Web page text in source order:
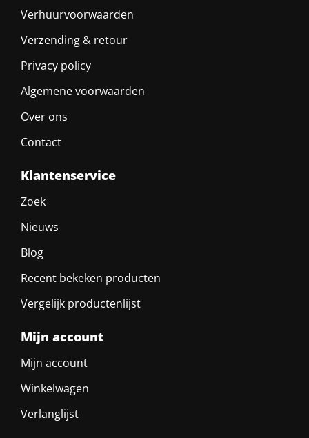
Verhuurvoorwaarden
Verzending & retour
Privacy policy
Algemene voorwaarden
Over ons
Contact
Klantenservice
Zoek
Nieuws
Blog
Recent bekeken producten
Vergelijk productenlijst
Mijn account
Mijn account
Winkelwagen
Verlanglijst